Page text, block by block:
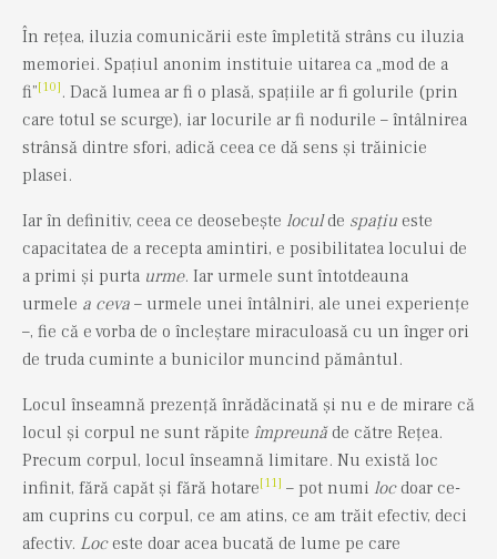
În rețea, iluzia comunicării este împletită strâns cu iluzia
memoriei. Spațiul anonim instituie uitarea ca „mod de a
fi”[10] . Dacă lumea ar fi o plasă, spațiile ar fi golurile (prin
care totul se scurge), iar locurile ar fi nodurile – întâlnirea
strânsă dintre sfori, adică ceea ce dă sens și trăinicie
plasei.
Iar în definitiv, ceea ce deosebește loculde spațiu este
capacitatea de a recepta amintiri, e posibilitatea locului de
a primi și purta urme. Iar urmele sunt întotdeauna
urmele a ceva – urmele unei întâlniri, ale unei experiențe
–, fie că e vorba de o încleștare miraculoasă cu un înger ori
de truda cuminte a bunicilor muncind pământul.
Locul înseamnă prezență înrădăcinată și nu e de mirare că
locul și corpul ne sunt răpite împreunăde către Rețea.
Precum corpul, locul înseamnă limitare. Nu există loc
infinit, fără capăt și fără hotare[11] – pot numi locdoar ce-
am cuprins cu corpul, ce am atins, ce am trăit efectiv, deci
afectiv. Loceste doar acea bucată de lume pe care